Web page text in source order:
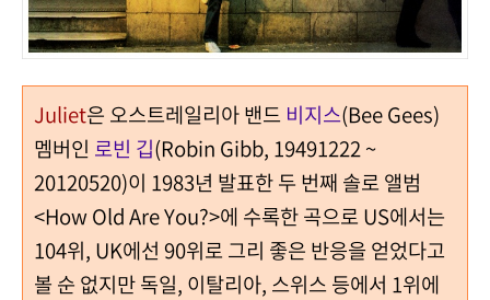
Juliet은 오스트레일리아 밴드 비지스(Bee Gees)
멤버인 로빈 깁(Robin Gibb, 19491222 ~
20120520)이 1983년 발표한 두 번째 솔로 앨범
<How Old Are You?>에 수록한 곡으로 US에서는
104위, UK에선 90위로 그리 좋은 반응을 얻었다고
볼 순 없지만 독일, 이탈리아, 스위스 등에서 1위에